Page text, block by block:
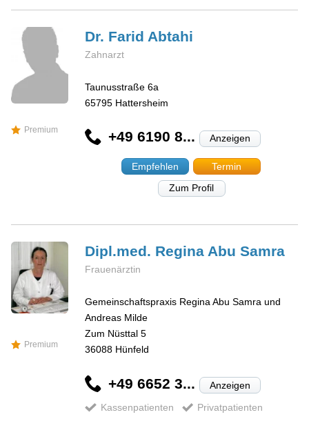
Premium
Dr. Farid Abtahi
Zahnarzt
Taunusstraße 6a
65795 Hattersheim
+49 6190 8... Anzeigen
Empfehlen
Termin
Zum Profil
Premium
Dipl.med. Regina Abu Samra
Frauenärztin
Gemeinschaftspraxis Regina Abu Samra und
Andreas Milde
Zum Nüsttal 5
36088 Hünfeld
+49 6652 3... Anzeigen
Kassenpatienten Privatpatienten